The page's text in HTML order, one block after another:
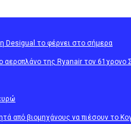
Desigual το φέρνει στο σήμερα
της Ryanair τον
από βιομηχάνους να πιέσουν το